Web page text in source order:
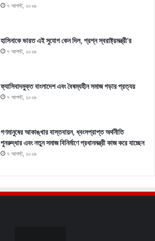
৭ আগস্ট, ২০২৬
হাসিনাকে ভারত এই সুযোগ কেন দিল, প্রশ্ন স্বরাষ্ট্রমন্ত্রী’র
৭ আগস্ট, ২০২৬
ফ্যাসিবাদমুক্ত বাংলাদেশ এবং বৈষম্যহীন সমাজ গড়ার প্রত্যয়
৭ আগস্ট, ২০২৬
গণমানুষের আকাঙ্খার বাস্তবায়ন, ধ্বংসপ্রাপ্ত অর্থনীতি
পুনরুদ্ধার এবং নতুন সমাজ বিনির্মাণে প্রধানমন্ত্রী কাজ করে যাচ্ছেন
৭ আগস্ট, ২০২৬